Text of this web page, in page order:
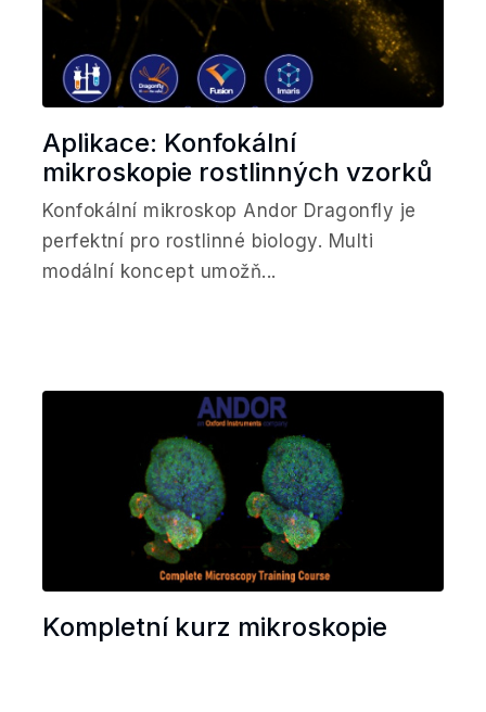
Aplikace: Konfokální
mikroskopie rostlinných vzorků
Konfokální mikroskop Andor Dragonfly je
perfektní pro rostlinné biology. Multi
modální koncept umožň...
Kompletní kurz mikroskopie